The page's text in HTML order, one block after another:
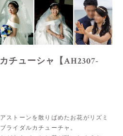
チューシャ【AH2307-
ストーンを散りばめたお花がリズミ
ライダルカチューチャ。